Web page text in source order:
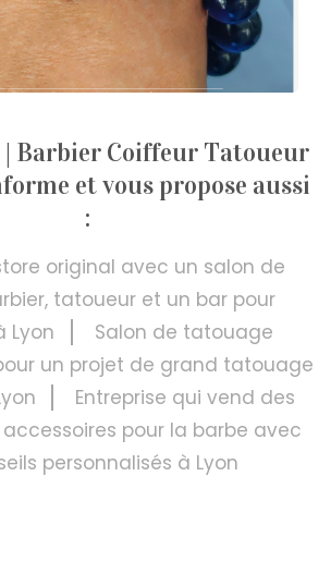
| Barbier Coiffeur Tatoueur
et vous propose aussi
:
original avec un salon de
tatoueur et un bar pour
Lyon
Salon de tatouage
un projet de grand tatouage
Entreprise qui vend des
pour la barbe avec
personnalisés à Lyon